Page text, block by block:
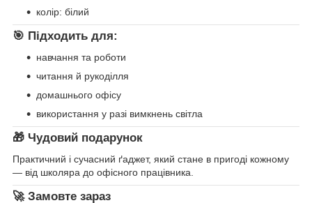
колір: білий
🎯 Підходить для:
навчання та роботи
читання й рукоділля
домашнього офісу
використання у разі вимкнень світла
🎁 Чудовий подарунок
Практичний і сучасний ґаджет, який стане в пригоді кожному
— від школяра до офісного працівника.
🚀 Замовте зараз